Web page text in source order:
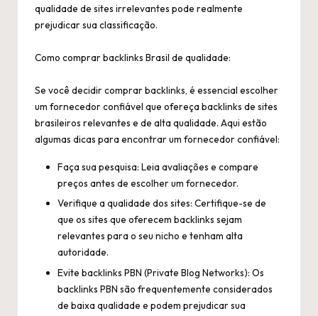
qualidade de sites irrelevantes pode realmente
prejudicar sua classificação.
Como comprar backlinks Brasil de qualidade:
Se você decidircomprar backlinks, é essencial escolher
um fornecedor confiável que ofereça backlinks de sites
brasileiros relevantes e de alta qualidade. Aqui estão
algumas dicas para encontrar um fornecedor confiável:
Faça sua pesquisa: Leia avaliações e compare
preços antes de escolher um fornecedor.
Verifique a qualidade dos sites: Certifique-se de
que os sites que oferecem backlinks sejam
relevantes para o seu nicho e tenham alta
autoridade.
Evite backlinks PBN (Private Blog Networks): Os
backlinks PBN são frequentemente considerados
de baixa qualidade e podem prejudicar sua